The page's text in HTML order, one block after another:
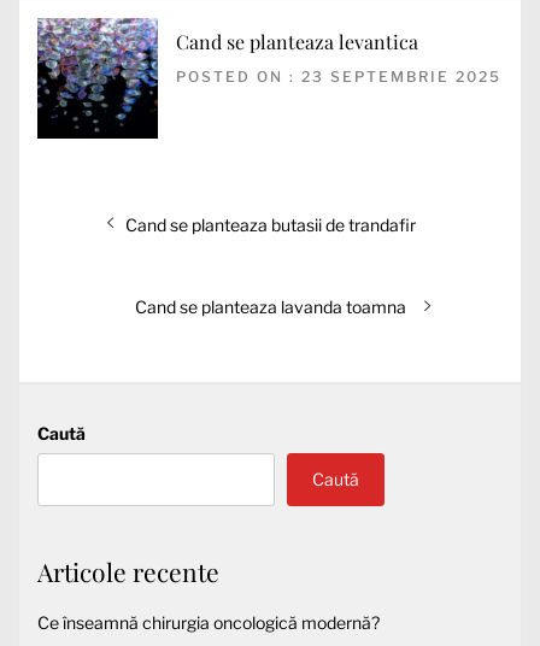
Cand se planteaza levantica
POSTED ON : 23 SEPTEMBRIE 2025
Navigare Articolul
Cand se planteaza butasii de trandafir
Articolul
Cand se planteaza lavanda toamna
Caută
Caută
Articole recente
Ce înseamnă chirurgia oncologică modernă?